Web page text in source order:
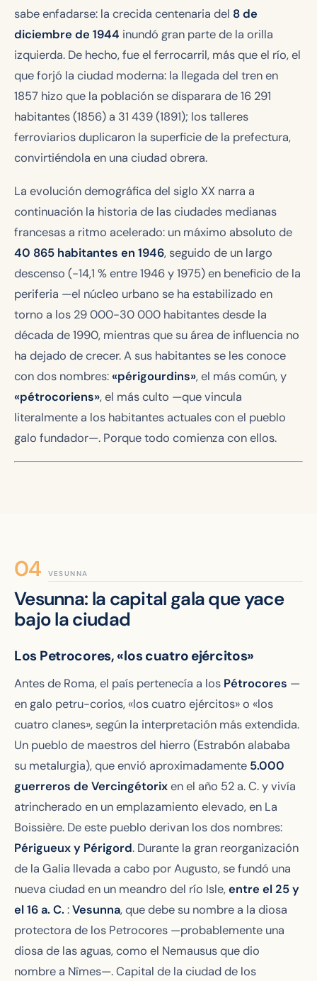
sabe enfadarse: la crecida centenaria del 8 de
diciembre de 1944 inundó gran parte de la orilla
izquierda. De hecho, fue el ferrocarril, más que el río, el
que forjó la ciudad moderna: la llegada del tren en
1857 hizo que la población se disparara de 16 291
habitantes (1856) a 31 439 (1891); los talleres
ferroviarios duplicaron la superficie de la prefectura,
convirtiéndola en una ciudad obrera.
La evolución demográfica del siglo XX narra a
continuación la historia de las ciudades medianas
francesas a ritmo acelerado: un máximo absoluto de
40 865 habitantes en 1946, seguido de un largo
descenso (−14,1 % entre 1946 y 1975) en beneficio de la
periferia —el núcleo urbano se ha estabilizado en
torno a los 29 000-30 000 habitantes desde la
década de 1990, mientras que su área de influencia no
ha dejado de crecer. A sus habitantes se les conoce
con dos nombres:«périgourdins», el más común, y
«pétrocoriens», el más culto —que vincula
literalmente a los habitantes actuales con el pueblo
galo fundador—. Porque todo comienza con ellos.
VESUNNA
Vesunna: la capital gala que yace
bajo la ciudad
Los Petrocores, «los cuatro ejércitos»
Antes de Roma, el país pertenecía a los Pétrocores —
en galo petru-corios, «los cuatro ejércitos» o «los
cuatro clanes», según la interpretación más extendida.
Un pueblo de maestros del hierro (Estrabón alababa
su metalurgia), que envió aproximadamente 5.000
guerreros de Vercingétorixen el año 52 a. C. y vivía
atrincherado en un emplazamiento elevado, en La
Boissière. De este pueblo derivan los dos nombres:
Périgueux y Périgord. Durante la gran reorganización
de la Galia llevada a cabo por Augusto, se fundó una
nueva ciudad en un meandro del río Isle,entre el 25 y
el 16 a. C. :Vesunna, que debe su nombre a la diosa
protectora de los Petrocores —probablemente una
diosa de las aguas, como el Nemausus que dio
nombre a Nîmes—. Capital de la ciudad de los